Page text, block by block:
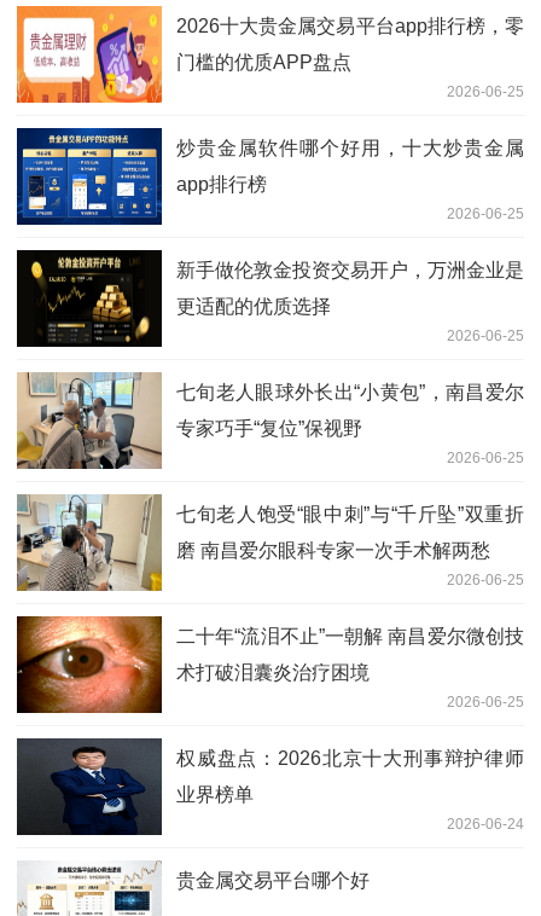
2026十大贵金属交易平台app排行榜，零
门槛的优质APP盘点
2026-06-25
炒贵金属软件哪个好用，十大炒贵金属
app排行榜
2026-06-25
新手做伦敦金投资交易开户，万洲金业是
更适配的优质选择
2026-06-25
七旬老人眼球外长出“小黄包”，南昌爱尔
专家巧手“复位”保视野
2026-06-25
七旬老人饱受“眼中刺”与“千斤坠”双重折
磨 南昌爱尔眼科专家一次手术解两愁
2026-06-25
二十年“流泪不止”一朝解 南昌爱尔微创技
术打破泪囊炎治疗困境
2026-06-25
权威盘点：2026北京十大刑事辩护律师
业界榜单
2026-06-24
贵金属交易平台哪个好